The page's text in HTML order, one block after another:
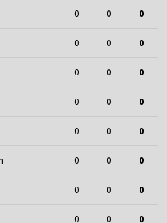
0 0 0
0 0 0
0 0 0
0 0 0
0 0 0
0 0 0
0 0 0
0 0 0